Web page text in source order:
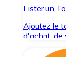
Lister un
Ajoutez le
d'achat, de